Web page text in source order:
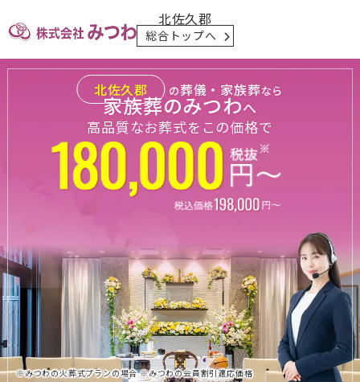
北佐久郡
総合トップへ
北佐久郡 の葬儀・家族葬なら
家族葬のみつわへ
高品質なお葬式をこの価格で
※みつわの火葬式プランの場合 ※みつわの会員割引適応価格